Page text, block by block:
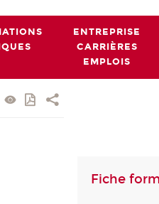
ENTREPRISE
CARRIÈRES
EMPLOIS
Fiche